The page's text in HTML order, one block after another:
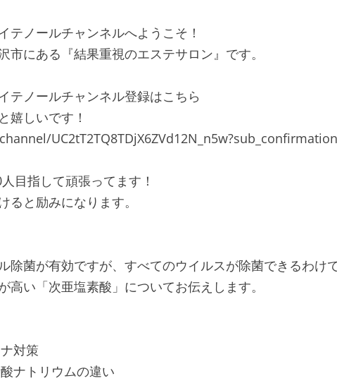
テノールチャンネルへようこそ！
市にある『結果重視のエステサロン』です。
テノールチャンネル登録はこちら
嬉しいです！
目指して頑張ってます！
ると励みになります。
除菌が有効ですが、すべてのウイルスが除菌できるわけ
高い「次亜塩素酸」についてお伝えします。
対策
ナトリウムの違い